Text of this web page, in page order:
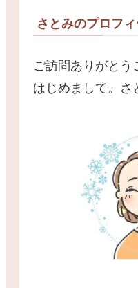
さとみのプロフ
ご訪問ありがとう
はじめまして。さ